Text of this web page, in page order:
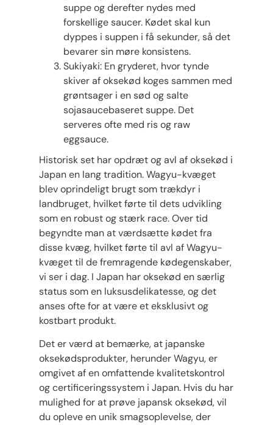
suppe og derefter nydes med
forskellige saucer. Kødet skal kun
dyppes i suppen i få sekunder, så det
bevarer sin møre konsistens.
Sukiyaki: En gryderet, hvor tynde
skiver af oksekød koges sammen med
grøntsager i en sød og salte
sojasaucebaseret suppe. Det
serveres ofte med ris og raw
eggsauce.
Historisk set har opdræt og avl af oksekød i
Japan en lang tradition. Wagyu-kvæget
blev oprindeligt brugt som trækdyr i
landbruget, hvilket førte til dets udvikling
som en robust og stærk race. Over tid
begyndte man at værdsætte kødet fra
disse kvæg, hvilket førte til avl af Wagyu-
kvæget til de fremragende kødegenskaber,
vi ser i dag. I Japan har oksekød en særlig
status som en luksusdelikatesse, og det
anses ofte for at være et eksklusivt og
kostbart produkt.
Det er værd at bemærke, at japanske
oksekødsprodukter, herunder Wagyu, er
omgivet af en omfattende kvalitetskontrol
og certificeringssystem i Japan. Hvis du har
mulighed for at prøve japansk oksekød, vil
du opleve en unik smagsoplevelse, der